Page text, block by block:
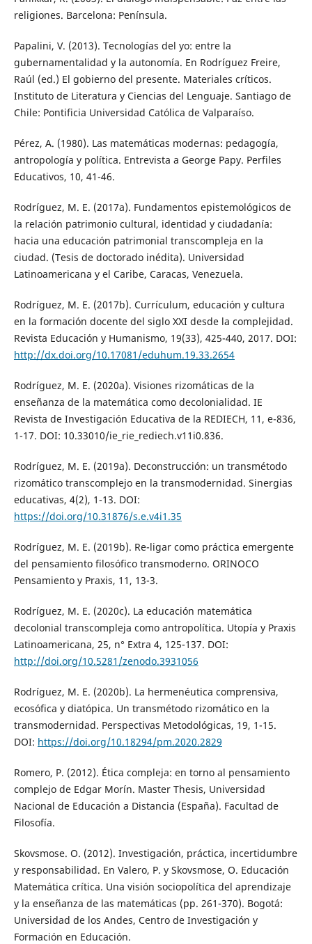
religiones. Barcelona: Península.
Papalini, V. (2013). Tecnologías del yo: entre la
gubernamentalidad y la autonomía. En Rodríguez Freire,
Raúl (ed.) El gobierno del presente. Materiales críticos.
Instituto de Literatura y Ciencias del Lenguaje. Santiago de
Chile: Pontificia Universidad Católica de Valparaíso.
Pérez, A. (1980). Las matemáticas modernas: pedagogía,
antropología y política. Entrevista a George Papy. Perfiles
Educativos, 10, 41-46.
Rodríguez, M. E. (2017a). Fundamentos epistemológicos de
la relación patrimonio cultural, identidad y ciudadanía:
hacia una educación patrimonial transcompleja en la
ciudad. (Tesis de doctorado inédita). Universidad
Latinoamericana y el Caribe, Caracas, Venezuela.
Rodríguez, M. E. (2017b). Currículum, educación y cultura
en la formación docente del siglo XXI desde la complejidad.
Revista Educación y Humanismo, 19(33), 425-440, 2017. DOI:
http://dx.doi.org/10.17081/eduhum.19.33.2654
Rodríguez, M. E. (2020a). Visiones rizomáticas de la
enseñanza de la matemática como decolonialidad. IE
Revista de Investigación Educativa de la REDIECH, 11, e-836,
1-17. DOI: 10.33010/ie_rie_rediech.v11i0.836.
Rodríguez, M. E. (2019a). Deconstrucción: un transmétodo
rizomático transcomplejo en la transmodernidad. Sinergias
educativas, 4(2), 1-13. DOI:
https://doi.org/10.31876/s.e.v4i1.35
Rodríguez, M. E. (2019b). Re-ligar como práctica emergente
del pensamiento filosófico transmoderno. ORINOCO
Pensamiento y Praxis, 11, 13-3.
Rodríguez, M. E. (2020c). La educación matemática
decolonial transcompleja como antropolítica. Utopía y Praxis
Latinoamericana, 25, n° Extra 4, 125-137. DOI:
http://doi.org/10.5281/zenodo.3931056
Rodríguez, M. E. (2020b). La hermenéutica comprensiva,
ecosófica y diatópica. Un transmétodo rizomático en la
transmodernidad. Perspectivas Metodológicas, 19, 1-15.
DOI: https://doi.org/10.18294/pm.2020.2829
Romero, P. (2012). Ética compleja: en torno al pensamiento
complejo de Edgar Morín. Master Thesis, Universidad
Nacional de Educación a Distancia (España). Facultad de
Filosofía.
Skovsmose. O. (2012). Investigación, práctica, incertidumbre
y responsabilidad. En Valero, P. y Skovsmose, O. Educación
Matemática crítica. Una visión sociopolítica del aprendizaje
y la enseñanza de las matemáticas (pp. 261-370). Bogotá:
Universidad de los Andes, Centro de Investigación y
Formación en Educación.